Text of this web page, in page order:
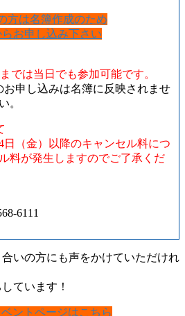
方は名簿作成のため
らお申し込み下さい
では当日でも参加可能です。
申し込みは名簿に反映されませ
。
日（金）以降のキャンセル料につ
料が発生しますのでご了承くだ
6111
いの方にも声をかけていただけれ
ています！
ベントページはこちら